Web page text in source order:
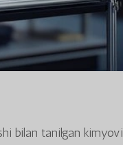
bilan tanilgan